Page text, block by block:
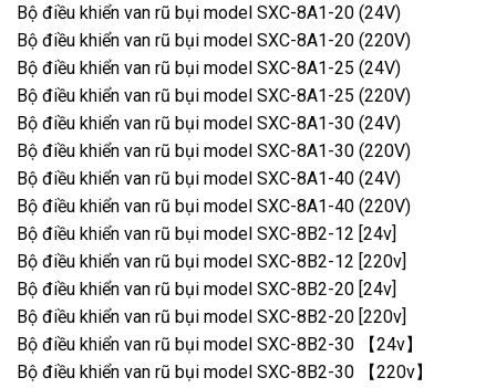
Bộ điều khiển van rũ bụi model SXC-8A1-20 (24V)
Bộ điều khiển van rũ bụi model SXC-8A1-20 (220V)
Bộ điều khiển van rũ bụi model SXC-8A1-25 (24V)
Bộ điều khiển van rũ bụi model SXC-8A1-25 (220V)
Bộ điều khiển van rũ bụi model SXC-8A1-30 (24V)
Bộ điều khiển van rũ bụi model SXC-8A1-30 (220V)
Bộ điều khiển van rũ bụi model SXC-8A1-40 (24V)
Bộ điều khiển van rũ bụi model SXC-8A1-40 (220V)
Bộ điều khiển van rũ bụi model SXC-8B2-12 [24v]
Bộ điều khiển van rũ bụi model SXC-8B2-12 [220v]
Bộ điều khiển van rũ bụi model SXC-8B2-20 [24v]
Bộ điều khiển van rũ bụi model SXC-8B2-20 [220v]
Bộ điều khiển van rũ bụi model SXC-8B2-30 【24v】
Bộ điều khiển van rũ bụi model SXC-8B2-30 【220v】